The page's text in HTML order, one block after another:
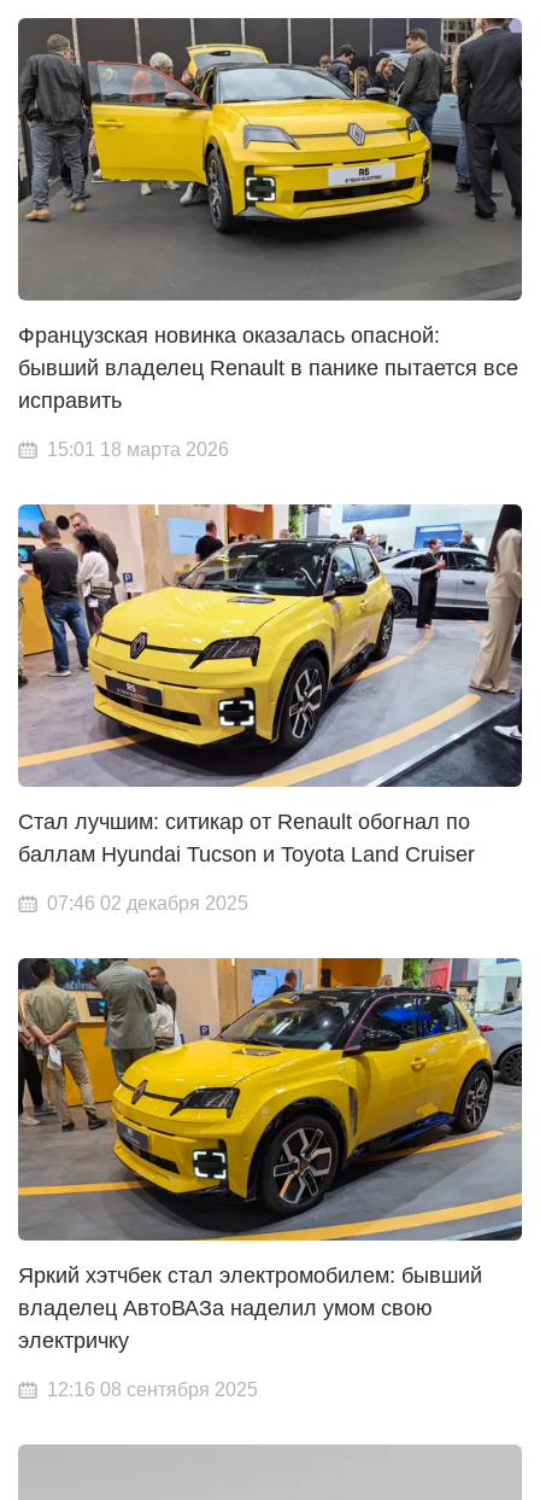
Французская новинка оказалась опасной:
бывший владелец Renault в панике пытается все
исправить
15:01 18 марта 2026
Стал лучшим: ситикар от Renault обогнал по
баллам Hyundai Tucson и Toyota Land Cruiser
07:46 02 декабря 2025
Яркий хэтчбек стал электромобилем: бывший
владелец АвтоВАЗа наделил умом свою
электричку
12:16 08 сентября 2025